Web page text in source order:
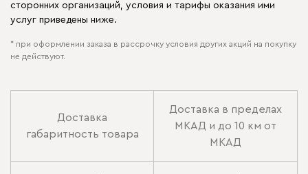
сторонних организаций, условия и тарифы оказания ими
услуг приведены ниже.
* при оформлении заказа в рассрочку условия других акций на покупку
не действуют.
Доставка
габаритность товара
Доставка в пределах
МКАД и до 10 км от
МКАД